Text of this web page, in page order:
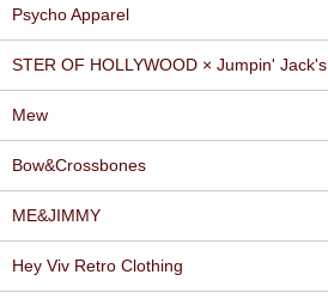
Psycho Apparel
STER OF HOLLYWOOD × Jumpin' Jack's
Mew
Bow&Crossbones
ME&JIMMY
Hey Viv Retro Clothing